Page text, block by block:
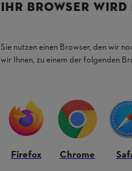
IHR BROWSER
Sie nutzen einen Browser, den wir
wir Ihnen, zu einem der folgenden
Firefox Chrome